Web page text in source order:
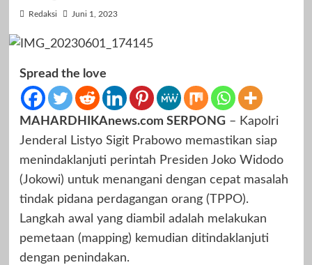
Redaksi Juni 1, 2023
Spread the love
MAHARDHIKAnews.com SERPONG– Kapolri
Jenderal Listyo Sigit Prabowo memastikan siap
menindaklanjuti perintah Presiden Joko Widodo
(Jokowi) untuk menangani dengan cepat masalah
tindak pidana perdagangan orang (TPPO).
Langkah awal yang diambil adalah melakukan
pemetaan (mapping) kemudian ditindaklanjuti
dengan penindakan.